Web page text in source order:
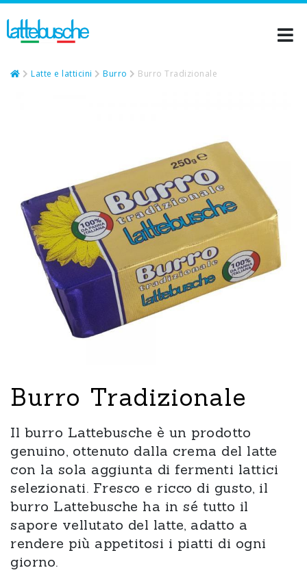
Latte e latticini Burro Burro Tradizionale
Burro Tradizionale
Il burro Lattebusche è un prodotto
genuino, ottenuto dalla crema del latte
con la sola aggiunta di fermenti lattici
selezionati. Fresco e ricco di gusto, il
burro Lattebusche ha in sé tutto il
sapore vellutato del latte, adatto a
rendere più appetitosi i piatti di ogni
giorno.